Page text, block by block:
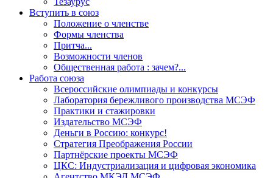
Вступить в союз
Положение о членстве
Формы членства
Притча...
Возможности членов
Общественная работа : зачем?...
Работа союза
Всероссийские олимпиады и конкурсы
Лаборатория бережливого производства МСЭФ
Практики и стажировки
Издательство МСЭФ
Деньги в Россию: конкурс!
Стратегия Преображения России
Партнёрские проекты МСЭФ
ЦКС: Индустриализация и цифровая экономика